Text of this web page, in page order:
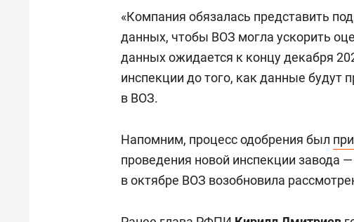
«Компания обязалась представить
данных, чтобы ВОЗ могла ускорить
данных ожидается к концу декабря
инспекции до того, как данные будут
в ВОЗ.
Напомним, процесс одобрения был
проведения новой инспекции завода
в октябре ВОЗ возобновила
Психотерапевт «Фороса»:
«Директорский невроз» –
когда человек не считает
свою сверхнагрузку
Дизайнер-
Наседкина:
с мебелью
для меня